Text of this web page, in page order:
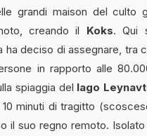
grandi maison del culto
creando il Koks. Qui
ha deciso di assegnare, tra
in rapporto alle
spiaggia del lago
minuti di tragitto
il suo regno remoto.